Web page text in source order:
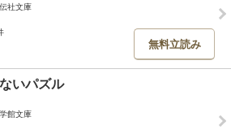
社文庫
無料立読み
いパズル
館文庫